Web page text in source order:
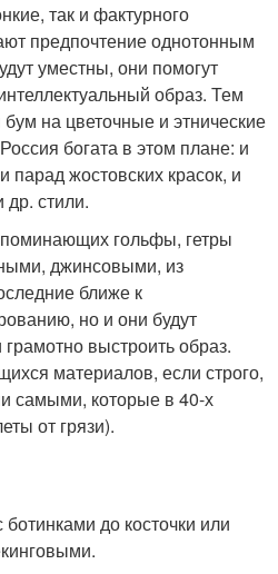
так и фактурного
предпочтение однотонным
уместны, они помогут
образ. Тем
на цветочные и этнические
богата в этом плане: и
парад жостовских красок, и
др. стили.
гольфы, гетры
джинсовыми, из
ближе к
но и они будут
выстроить образ.
материалов, если строго,
самыми, которые в 40-х
от грязи).
до косточки или